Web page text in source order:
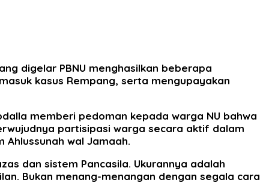
digelar PBNU menghasilkan beberapa
kasus Rempang, serta mengupayakan
memberi pedoman kepada warga NU bahwa
partisipasi warga secara aktif dalam
wal Jamaah.
dan sistem Pancasila. Ukurannya adalah
Bukan menang-menangan dengan segala cara